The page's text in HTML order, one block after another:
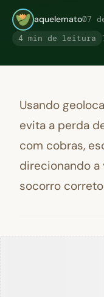
aquelemato07
4 min de leitura
Usando
evita a perda
com cobras,
direcionando
socorro correto